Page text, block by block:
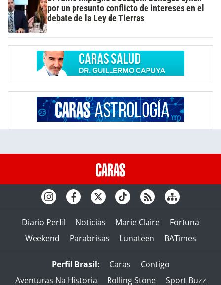
por un presunto conflicto de intereses en el
debate de la Ley de Tierras
Diario Perfil Noticias Marie Claire
Fortuna
Weekend
Parabrisas Lunateen BATimes
Perfil Brasil: Caras
Contigo
Aventuras Na Historia
Rolling Stone Sport Buzz